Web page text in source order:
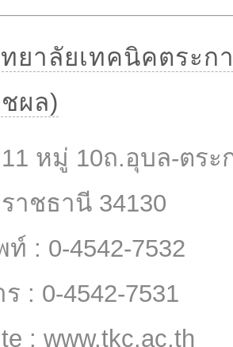
ยาลัยเทคนิคตระ
ผล)
หมู่ 10ถ.อุบล-ตระ
าชธานี 34130
: 0-4542-7532
: 0-4542-7531
: www.tkc.ac.th